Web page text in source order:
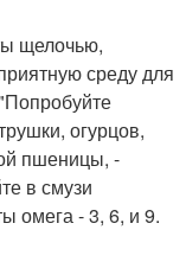
щелочью,
среду для
огурцов,
пшеницы, -
в смузи
омега - 3, 6, и 9.